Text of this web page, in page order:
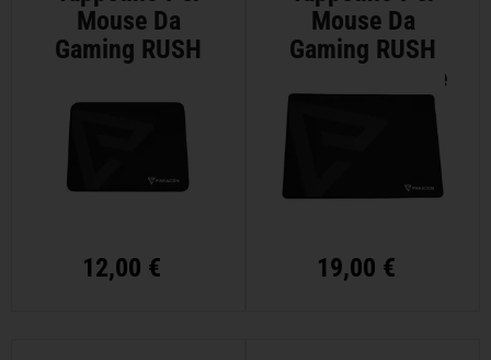
Mouse Da
Gaming RUSH
Medium
12,00 €
Mouse Da
Gaming RUSH
Paracon - Large
19,00 €